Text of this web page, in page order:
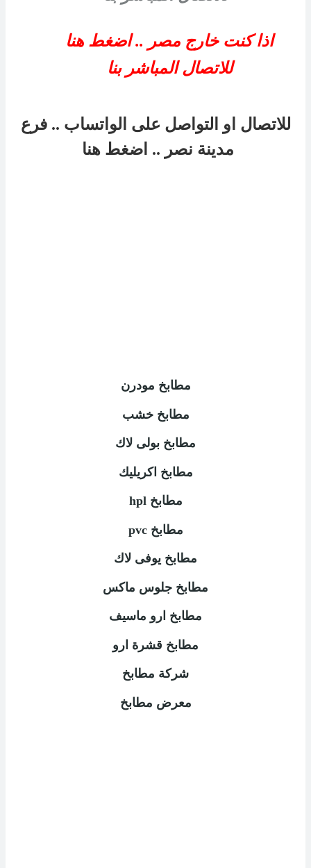
اذا كنت خارج مصر .. اضغط هنا
للاتصال المباشر بنا
للاتصال او التواصل على الواتساب .. فرع
مدينة نصر .. اضغط هنا
مطابخ مودرن
مطابخ خشب
مطابخ بولى لاك
مطابخ اكريليك
hpl مطابخ
pvc مطابخ
مطابخ يوفى لاك
مطابخ جلوس ماكس
مطابخ ارو ماسيف
مطابخ قشرة ارو
شركة مطابخ
معرض مطابخ